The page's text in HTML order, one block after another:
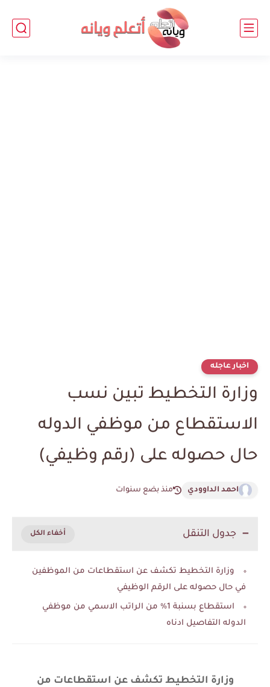
اخبار عاجله
وزارة التخطيط تبين نسب
الاستقطاع من موظفي الدوله
حال حصوله على (رقم وظيفي)
احمد الداوودي منذ بضع سنوات
جدول التنقل
وزارة التخطيط تكشف عن استقطاعات من الموظفين
في حال حصوله على الرقم الوظيفي
استقطاع بسنبة 1% من الراتب الاسمي من موظفي
الدوله التفاصيل ادناه
وزارة التخطيط تكشف عن استقطاعات من